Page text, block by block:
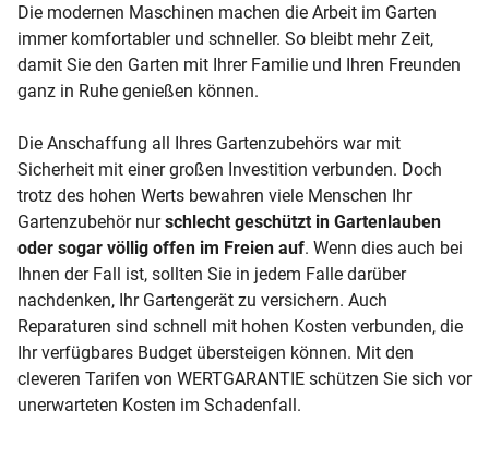
Die modernen Maschinen machen die Arbeit im Garten
immer komfortabler und schneller. So bleibt mehr Zeit,
damit Sie den Garten mit Ihrer Familie und Ihren Freunden
ganz in Ruhe genießen können.
Die Anschaffung all Ihres Gartenzubehörs war mit
Sicherheit mit einer großen Investition verbunden. Doch
trotz des hohen Werts bewahren viele Menschen Ihr
Gartenzubehör nurschlecht geschützt in Gartenlauben
oder sogar völlig offen im Freien auf. Wenn dies auch bei
Ihnen der Fall ist, sollten Sie in jedem Falle darüber
nachdenken, Ihr Gartengerät zu versichern. Auch
Reparaturen sind schnell mit hohen Kosten verbunden, die
Ihr verfügbares Budget übersteigen können. Mit den
cleveren Tarifen von WERTGARANTIE schützen Sie sich vor
unerwarteten Kosten im Schadenfall.